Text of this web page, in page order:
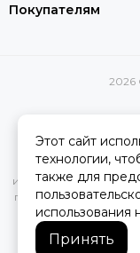
Покупателям
2026
Вся
информационный
публичной офертой,
Этот сайт
технологии,
также для
использования
Принять